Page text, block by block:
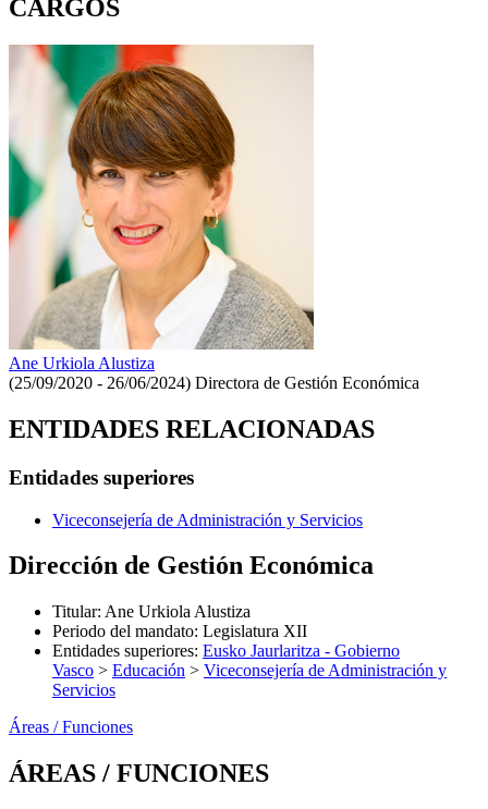
CARGOS
Ane Urkiola Alustiza
(25/09/2020 - 26/06/2024) Directora de Gestión Económica
ENTIDADES RELACIONADAS
Entidades superiores
Viceconsejería de Administración y Servicios
Dirección de Gestión Económica
Titular: Ane Urkiola Alustiza
Periodo del mandato: Legislatura XII
Entidades superiores: Eusko Jaurlaritza - Gobierno
Vasco > Educación > Viceconsejería de Administración y
Servicios
Áreas / Funciones
ÁREAS / FUNCIONES